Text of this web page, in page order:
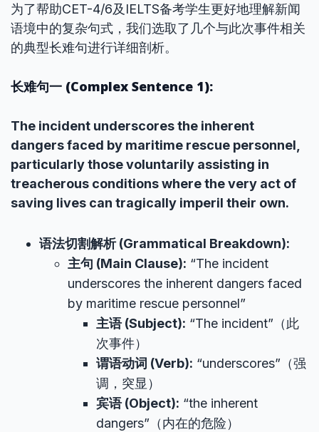
为了帮助CET-4/6及IELTS备考学生更好地理解新闻
语境中的复杂句式，我们选取了几个与此次事件相关
的典型长难句进行详细剖析。
长难句一 (Complex Sentence 1):
The incident underscores the inherent
dangers faced by maritime rescue personnel,
particularly those voluntarily assisting in
treacherous conditions where the very act of
saving lives can tragically imperil their own.
语法切割解析 (Grammatical Breakdown):
主句 (Main Clause): “The incident
underscores the inherent dangers faced
by maritime rescue personnel”
主语 (Subject): “The incident”（此
次事件）
谓语动词 (Verb): “underscores”（强
调，突显）
宾语 (Object): “the inherent
dangers”（内在的危险）